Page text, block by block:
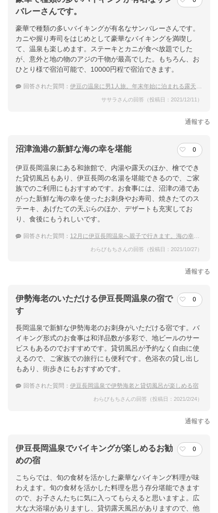
バレーさんです。
豪華で種類の多いバイキングが有名なサンバレーさんです。
カニや握り寿司をはじめとして豪華なバイキングを満喫し
て、温泉も楽しめます。ステーキとカニが食べ放題でした
が、意外と地の物のアジの干物が最高でした。もちろん、お
ひとり様で宿泊可能で、10000円程で宿泊できます。
回答された質問： 伊豆の温泉に男1人旅。年末年始に泊まれる露天風呂がある温泉宿は？
ササラさんの回答（投稿日：2021/12/11）
通報する
沼津漁港の新鮮な海の幸を堪能 0
伊豆長岡温泉にある和旅館で、内湯や露天のほか、檜ででき
た貸切風呂もあり、伊豆長岡の名湯を堪能できるので、ご家
族でのご利用にもおすすめです。お食事には、沼津の港であ
がった新鮮な海の幸を使ったお刺身やお寿司、焼きたてのス
テーキ、あげたての天ぷらのほか、デザートも充実してお
り、食後にもうれしいです。
回答された質問： 12月に伊豆長岡温泉へ親子で行きます。海の幸が美味しいオススメ宿があれば教えてください。
わらびもちさんの回答（投稿日：2021/10/27）
通報する
伊勢海老のいただける伊豆長岡温泉の宿で
す
0
長岡温泉で新鮮な伊勢海老のお刺身がいただける宿です。バ
イキング形式のお食事は和洋品数が多彩で、地ビールのサー
ビスもあるのでおすすめです。貸切風呂が予約なく自由に使
えるので、ご家族での旅行にも便利です。色浴衣の貸し出し
もあり、街歩きにもおすすめです。
回答された質問： 伊豆長岡温泉で伊勢海老と貸切風呂が楽しめる宿
わらびもちさんの回答（投稿日：2021/2/24）
通報する
伊豆長岡温泉でバイキングが楽しめるお勧
めの宿
0
こちらでは、旬の食材を活かした豪華なバイキング料理が味
わえます。旬の食材を活かした料理を思う存分堪能できます
ので、お子さんたちに気に入ってもらえると思いますよ。広
大な大浴場がありますし、貸切露天風呂がありますので、他